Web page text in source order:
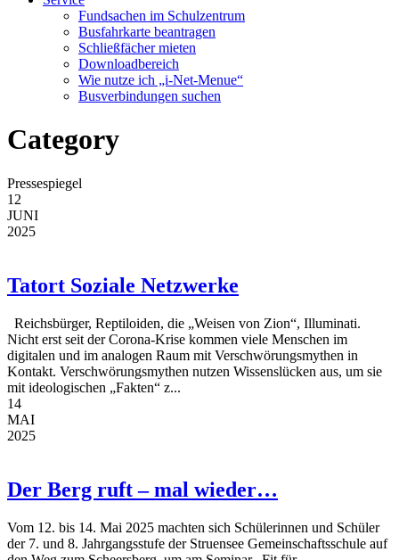
Fundsachen im Schulzentrum
Busfahrkarte beantragen
Schließfächer mieten
Downloadbereich
Wie nutze ich „i-Net-Menue“
Busverbindungen suchen
Category
Pressespiegel
12
JUNI
2025
Tatort Soziale Netzwerke
Reichsbürger, Reptiloiden, die „Weisen von Zion“, Illuminati.
Nicht erst seit der Corona-Krise kommen viele Menschen im
digitalen und im analogen Raum mit Verschwörungsmythen in
Kontakt. Verschwörungsmythen nutzen Wissenslücken aus, um sie
mit ideologischen „Fakten“ z...
14
MAI
2025
Der Berg ruft – mal wieder…
Vom 12. bis 14. Mai 2025 machten sich Schülerinnen und Schüler
der 7. und 8. Jahrgangsstufe der Struensee Gemeinschaftsschule auf